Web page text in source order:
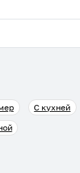
С кухней